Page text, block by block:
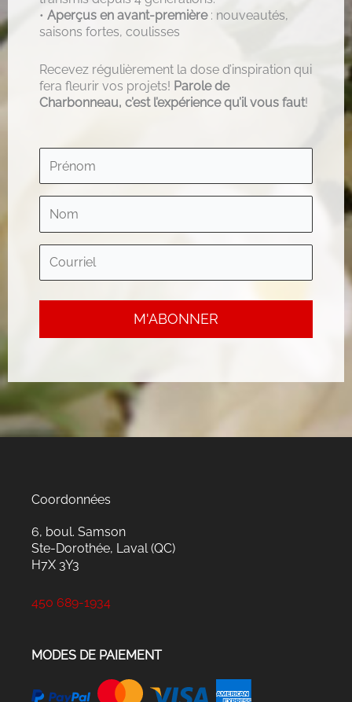
• Aperçus en avant-première: nouveautés,
saisons fortes, coulisses
Recevez régulièrement la dose d’inspiration qui
fera fleurir vos projets! Parole de
Charbonneau, c’est l’expérience qu’il vous faut!
Coordonnées
6, boul. Samson
Ste-Dorothée, Laval (QC)
H7X 3Y3
450 689-1934
MODES DE PAIEMENT